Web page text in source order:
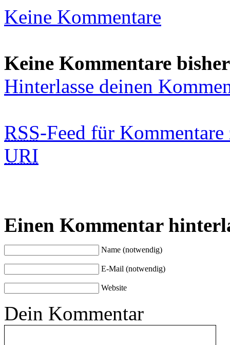
Keine Kommentare
Keine Kommentare bisher
Hinterlasse deinen
RSS-Feed für
URI
Einen Kommentar
Name (notwendig)
E-Mail (notwendig)
Website
Dein Kommentar